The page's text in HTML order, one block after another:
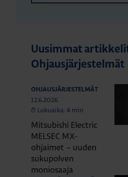
Uusimmat
Ohjausjärjestelmät
OHJAUSJÄRJESTELMÄT
12.6.2026
Lukuaika: 4 min
Mitsubishi Electric
MELSEC MX-
ohjaimet – uuden
sukupolven
moniosaaja